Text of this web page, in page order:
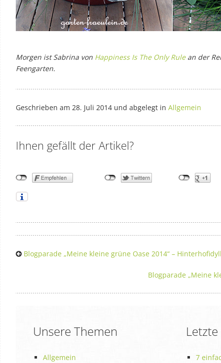
Morgen ist Sabrina von Happiness Is The Only Rulean der
Feengarten.
Geschrieben am 28. Juli 2014 und abgelegt in Allgemein
Ihnen gefällt der Artikel?
Blogparade „Meine kleine grüne Oase 2014“ –
Blogparade „Meine
Unsere Themen
Allgemein
7